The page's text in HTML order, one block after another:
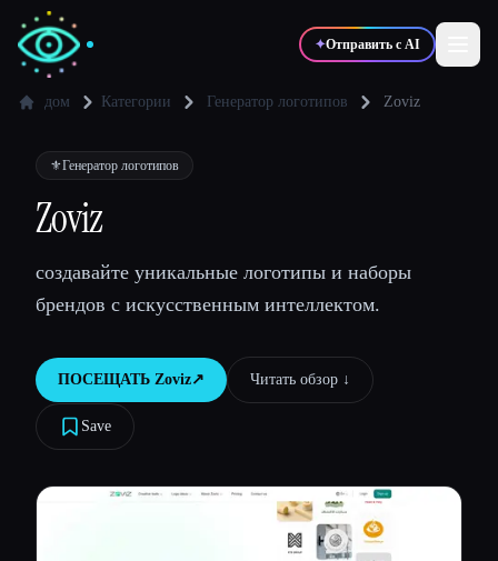
✦Отправить с AI
✍️Писатели
💻
🎓Студенты 🎬Креаторы
Блог
Сравнить инструменты
дом Категории Генератор логотипов Zoviz
⚜️Генератор логотипов
Zoviz
создавайте уникальные логотипы и наборы
брендов с искусственным интеллектом.
ПОСЕЩАТЬ Zoviz↗︎ Читать обзор ↓︎
Save